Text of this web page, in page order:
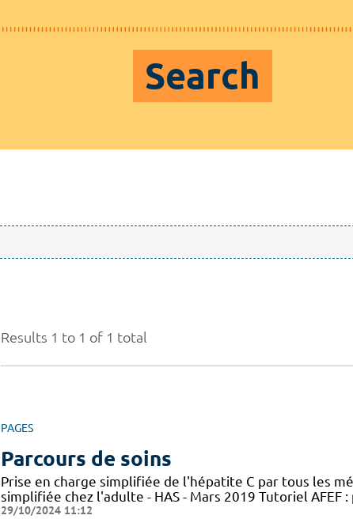
Search
Results 1 to 1 of 1 total
PAGES
Parcours de soins
Prise en charge simplifiée de l'hépatite C par tous les
simplifiée chez l'adulte - HAS - Mars 2019 Tutoriel AFEF
29/10/2024 11:12